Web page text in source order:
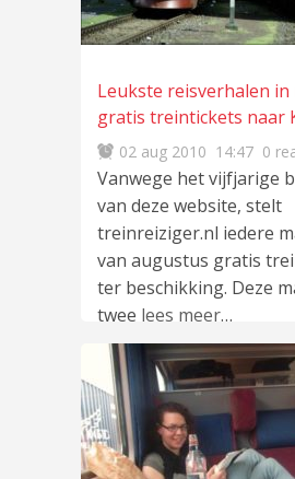
Leukste reisverhalen
gratis treintickets naar
02 aug 2010 14:47 0
Vanwege het vijfjarige
van deze website, stelt
treinreiziger.nl iedere
van augustus gratis
ter beschikking. Deze
twee lees meer…